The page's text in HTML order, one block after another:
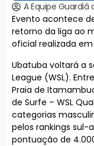
A Equipe Guardiã
Evento acontece
retorno da liga ao
oficial realizada em
Ubatuba voltará a
League (WSL).
Praia de
de Surfe – WSL
categorias
pelos rankings
pontuação de